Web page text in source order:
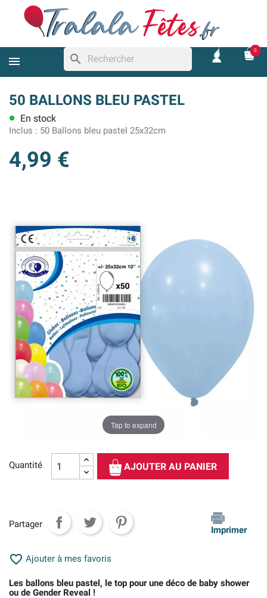
search
0
50 BALLONS BLEU PASTEL
lens En stock
Inclus : 50 Ballons bleu pastel 25x32cm
4,99 €
Tap to expand
Quantité AJOUTER AU PANIER
Partager
Imprimer
 Ajouter à mes favoris
Les ballons bleu pastel, le top pour une déco de baby shower
ou de Gender Reveal !